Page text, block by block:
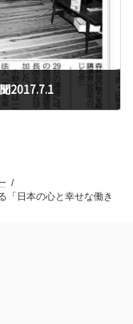
2017.7.1
「日本の心と幸せな働き